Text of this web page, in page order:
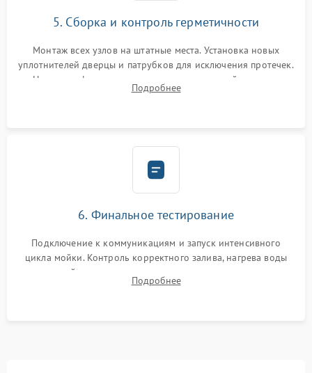
5. Сборка и контроль герметичности
Монтаж всех узлов на штатные места. Установка новых
уплотнителей дверцы и патрубков для исключения протечек.
Надежная фиксация хомутов гидравлической системы,
сборка корпуса и установка датчика поплавка.
Подробнее
6. Финальное тестирование
Подключение к коммуникациям и запуск интенсивного
цикла мойки. Контроль корректного залива, нагрева воды
до нужной температуры, отсутствия посторонних шумов,
штатного слива и абсолютной сухости в поддоне.
Подробнее